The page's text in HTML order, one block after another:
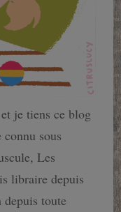
je tiens ce blog
connu sous
Les
libraire depuis
depuis toute